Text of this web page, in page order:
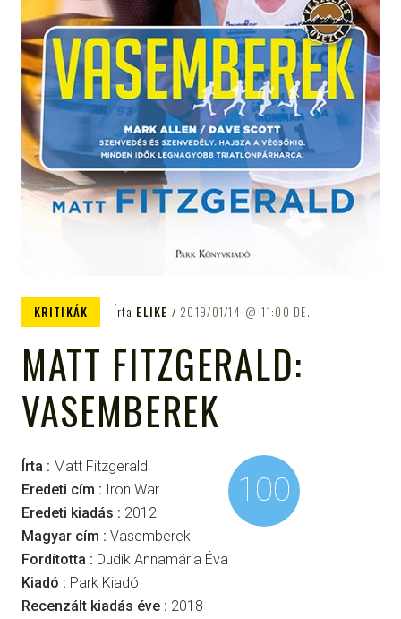
KRITIKÁK Írta ELIKE 2019/01/14 11:00 DE.
MATT FITZGERALD:
VASEMBEREK
Írta : Matt Fitzgerald
Eredeti cím : Iron War
Eredeti kiadás : 2012
Magyar cím : Vasemberek
Fordította : Dudik Annamária Éva
Kiadó : Park Kiadó
Recenzált kiadás éve : 2018
100